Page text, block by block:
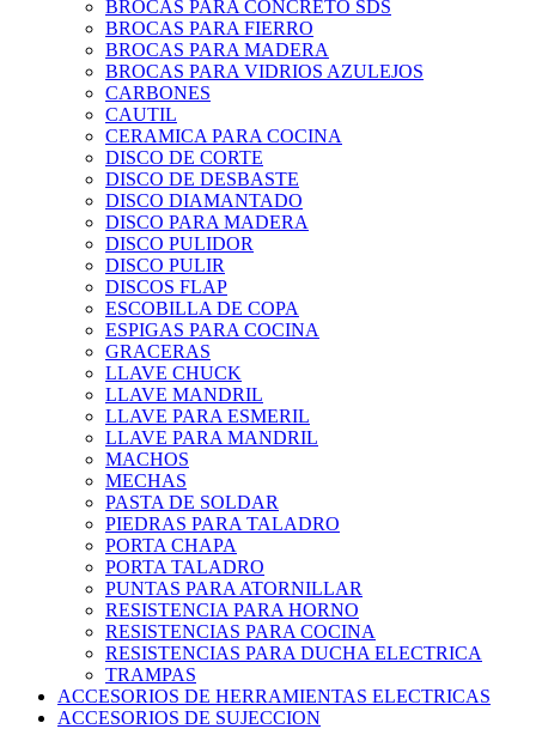
BROCAS PARA CONCRETO SDS
BROCAS PARA FIERRO
BROCAS PARA MADERA
BROCAS PARA VIDRIOS AZULEJOS
CARBONES
CAUTIL
CERAMICA PARA COCINA
DISCO DE CORTE
DISCO DE DESBASTE
DISCO DIAMANTADO
DISCO PARA MADERA
DISCO PULIDOR
DISCO PULIR
DISCOS FLAP
ESCOBILLA DE COPA
ESPIGAS PARA COCINA
GRACERAS
LLAVE CHUCK
LLAVE MANDRIL
LLAVE PARA ESMERIL
LLAVE PARA MANDRIL
MACHOS
MECHAS
PASTA DE SOLDAR
PIEDRAS PARA TALADRO
PORTA CHAPA
PORTA TALADRO
PUNTAS PARA ATORNILLAR
RESISTENCIA PARA HORNO
RESISTENCIAS PARA COCINA
RESISTENCIAS PARA DUCHA ELECTRICA
TRAMPAS
ACCESORIOS DE HERRAMIENTAS ELECTRICAS
ACCESORIOS DE SUJECCION